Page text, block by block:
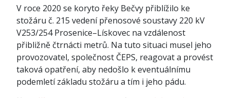
V roce 2020 se koryto řeky Bečvy přiblížilo ke
stožáru č. 215 vedení přenosové soustavy 220 kV
V253/254 Prosenice–Lískovec na vzdálenost
přibližně čtrnácti metrů. Na tuto situaci musel jeho
provozovatel, společnost ČEPS, reagovat a provést
taková opatření, aby nedošlo k eventuálnímu
podemletí základu stožáru a tím i jeho pádu.